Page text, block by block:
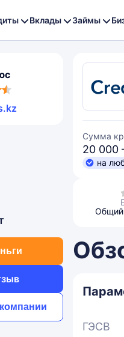
Вклады Займы
Сумма
20 000
на
Общий
ГЭСВ